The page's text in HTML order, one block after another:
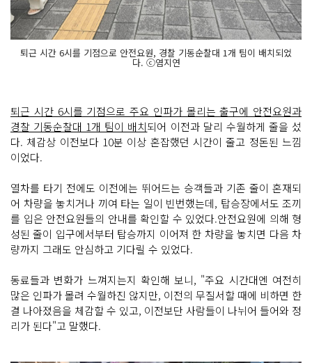
퇴근 시간 6시를 기점으로 안전요원, 경찰 기동순찰대 1개 팀이 배치되었
다. ⓒ염지연
퇴근 시간 6시를 기점으로 주요 인파가 몰리는 출구에 안전요원과
경찰 기동순찰대 1개 팀이 배치되어 이전과 달리 수월하게 줄을 섰
다. 체감상 이전보다 10분 이상 혼잡했던 시간이 줄고 정돈된 느낌
이었다.
열차를 타기 전에도 이전에는 뛰어드는 승객들과 기존 줄이 혼재되
어 차량을 놓치거나 끼여 타는 일이 빈번했는데, 탑승장에서도 조끼
를 입은 안전요원들의 안내를 확인할 수 있었다.안전요원에 의해 형
성된 줄이 입구에서부터 탑승까지 이어져 한 차량을 놓치면 다음 차
량까지 그래도 안심하고 기다릴 수 있었다.
동료들과 변화가 느껴지는지 확인해 보니, "주요 시간대엔 여전히
많은 인파가 몰려 수월하진 않지만, 이전의 무질서할 때에 비하면 한
결 나아졌음을 체감할 수 있고, 이전보단 사람들이 나뉘어 들어와 정
리가 된다"고 말했다.